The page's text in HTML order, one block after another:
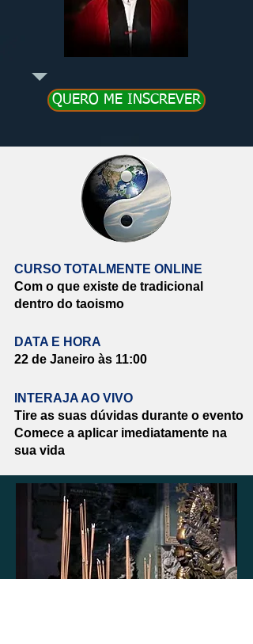
QUERO ME INSCREVER
CURSO TOTALMENTE ONLINE
Com o que existe de tradicional
dentro do taoismo
DATA E HORA
22 de Janeiro às 11:00
INTERAJA AO VIVO
Tire as suas dúvidas durante o evento
Comece a aplicar imediatamente na
sua vida